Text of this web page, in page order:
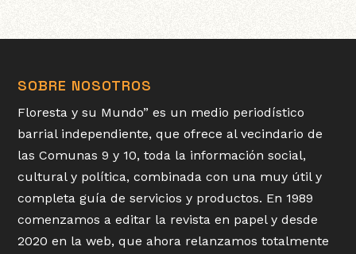
SOBRE NOSOTROS
Floresta y su Mundo” es un medio periodístico
barrial independiente, que ofrece al vecindario de
las Comunas 9 y 10, toda la información social,
cultural y política, combinada con una muy útil y
completa guía de servicios y productos. En 1989
comenzamos a editar la revista en papel y desde
2020 en la web, que ahora relanzamos totalmente